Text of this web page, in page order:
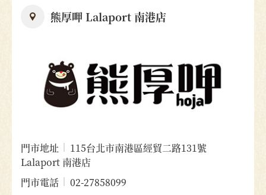
熊厚呷 Lalaport 南港店
門市地址
115台北市南港區經貿二路131號
Lalaport 南港店
門市電話
02-27858099